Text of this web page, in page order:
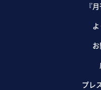
『
プレ